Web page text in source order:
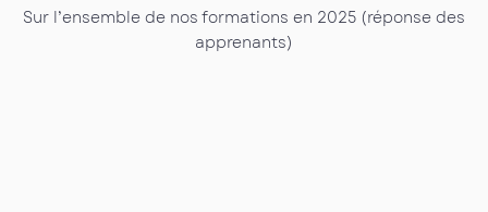
Sur l’ensemble de nos formations en 2025 (réponse des
apprenants)